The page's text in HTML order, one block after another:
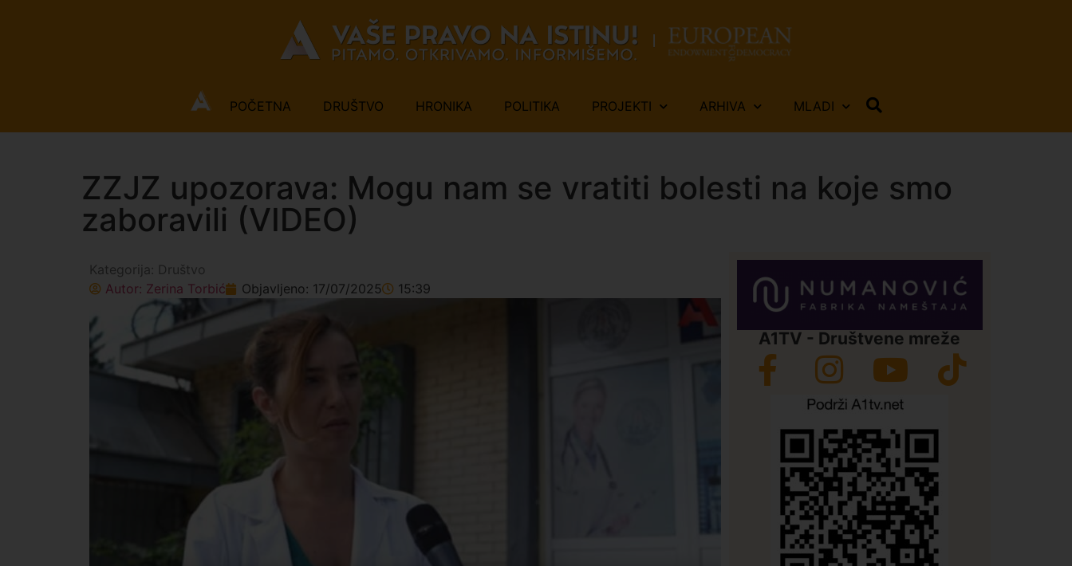
POČETNA DRUŠTVO HRONIKA POLITIKA PROJEKTI ARHIVA MLADI
ZZJZ upozorava: Mogu nam se vratiti bolesti na koje smo
zaboravili (VIDEO)
Kategorija: Društvo
Autor: Zerina Torbić Objavljeno: 17/07/2025 15:39
A1TV - Društvene mreže